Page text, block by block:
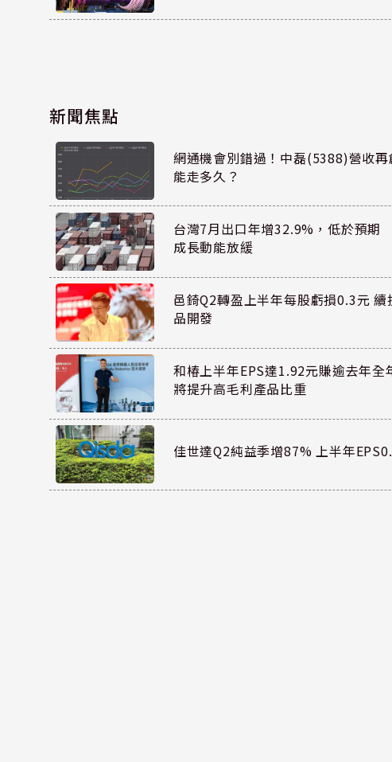
新聞焦點
網通機會別錯過！中磊(5388)營收
能走多久？
台灣7月出口年增32.9%，低於預期
成長動能放緩
邑錡Q2轉盈上半年每股虧損0.3元 續
品開發
和椿上半年EPS達1.92元賺逾去年全
將提升高毛利產品比重
佳世達Q2純益季增87% 上半年